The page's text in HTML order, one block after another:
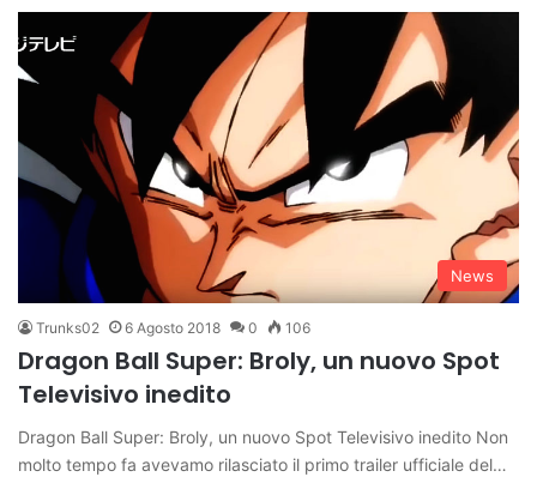
News
Trunks02 6 Agosto 2018 0 106
Dragon Ball Super: Broly, un nuovo Spot
Televisivo inedito
Dragon Ball Super: Broly, un nuovo Spot Televisivo inedito Non
molto tempo fa avevamo rilasciato il primo trailer ufficiale del…